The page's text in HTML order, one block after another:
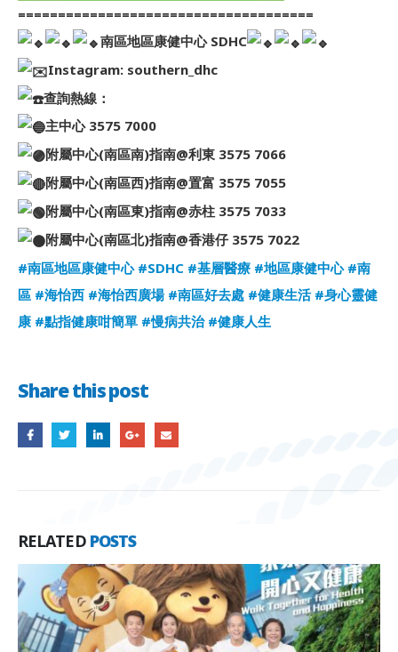
=====================================
南區地區康健中心 SDHC
Instagram: southern_dhc
查詢熱線：
主中心 3575 7000
附屬中心(南區南)指南@利東 3575 7066
附屬中心(南區西)指南@置富 3575 7055
附屬中心(南區東)指南@赤柱 3575 7033
附屬中心(南區北)指南@香港仔 3575 7022
#南區地區康健中心 #SDHC #基層醫療 #地區康健中心 #南
區 #海怡西 #海怡西廣場 #南區好去處 #健康生活 #身心靈健
康 #點指健康咁簡單 #慢病共治 #健康人生
Share this post
RELATED POSTS